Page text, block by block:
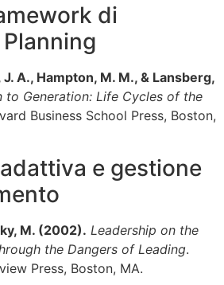
di
J. A., Hampton, M. M., & Lansberg,
to Generation: Life Cycles of the
Business School Press, Boston,
e gestione
M. (2002). Leadership on the
the Dangers of Leading.
Press, Boston, MA.